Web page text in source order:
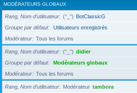
MODÉRATEURS GLOBAUX
Rang, Nom d’utilisateur (°_°) BotClassicG
Groupe par défaut
Utilisateurs enregistrés
Modérateur
Tous les forums
Rang, Nom d’utilisateur (°_°) didier
Groupe par défaut
Modérateurs globaux
Modérateur
Tous les forums
Rang, Nom d’utilisateur Modérateur tambora